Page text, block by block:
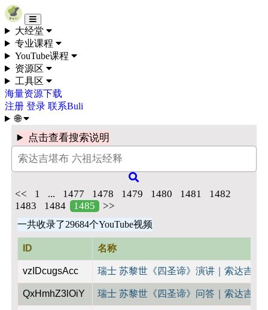
Skip to content
大经堂
专业课程
YouTube课程
资源区
工具区
海量资源下载
注册 登录 联系Buli
🌐
点击查看搜索说明
<< 1 ... 1477 1478 1479 1480 1481
1482
1483
1484 1485 >>
一共收录了29684个YouTube视频
ID 名称
vzIDcugsAcc 瑞士 苏黎世《四圣谛》演讲｜索达吉堪
QxHmhZ3lOiY 瑞士 苏黎世《四圣谛》问答｜索达吉堪